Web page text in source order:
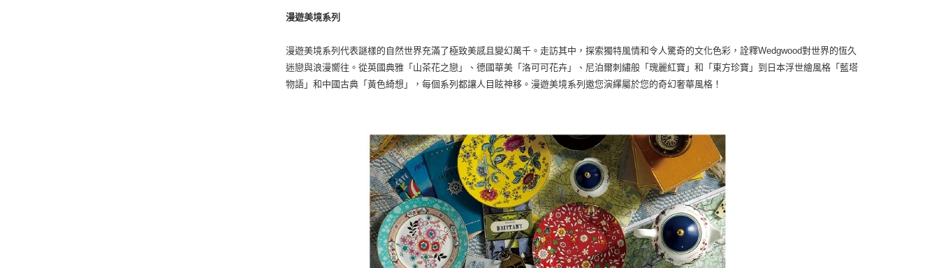
漫遊美境系列
漫遊美境系列代表謎樣的自然世界充滿了極致美感且變幻萬千。走訪其中，探索獨特風情和令人驚奇的文化色彩，詮釋Wedgwood對世界的恆久
迷戀與浪漫嚮往。從英國典雅「山茶花之戀」、德國華美「洛可可花卉」、尼泊爾刺繡般「瑰麗紅寶」和「東方珍寶」到日本浮世繪風格「藍塔
物語」和中國古典「黃色綺想」，每個系列都讓人目眩神移。漫遊美境系列邀您演繹屬於您的奇幻奢華風格！